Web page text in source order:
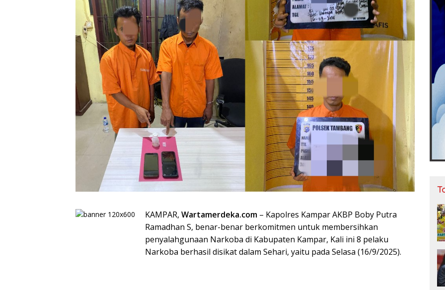
KAMPAR, Wartamerdeka.com – Kapolres Kampar AKBP Boby Putra
Ramadhan S, benar-benar berkomitmen untuk membersihkan
penyalahgunaan Narkoba di Kabupaten Kampar, Kali ini 8 pelaku
Narkoba berhasil disikat dalam Sehari, yaitu pada Selasa (16/9/2025).